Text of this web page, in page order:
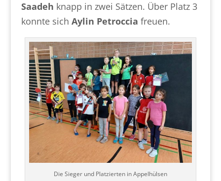
Saadeh knapp in zwei Sätzen. Über Platz 3
konnte sich Aylin Petroccia freuen.
Die Sieger und Platzierten in Appelhülsen